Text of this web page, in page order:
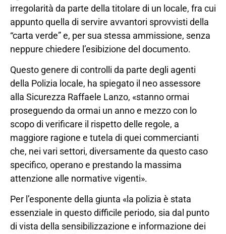
irregolarità da parte della titolare di un locale, fra cui
appunto quella di servire avvantori sprovvisti della
“carta verde” e, per sua stessa ammissione, senza
neppure chiedere l’esibizione del documento.
Questo genere di controlli da parte degli agenti
della Polizia locale, ha spiegato il neo assessore
alla Sicurezza Raffaele Lanzo, «stanno ormai
proseguendo da ormai un anno e mezzo con lo
scopo di verificare il rispetto delle regole, a
maggiore ragione e tutela di quei commercianti
che, nei vari settori, diversamente da questo caso
specifico, operano e prestando la massima
attenzione alle normative vigenti».
Per l’esponente della giunta «la polizia è stata
essenziale in questo difficile periodo, sia dal punto
di vista della sensibilizzazione e informazione dei